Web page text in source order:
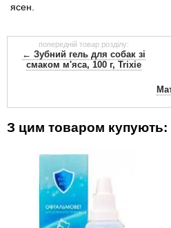
ясен.
попередній товар розділу:
← Зубний гель для собак зі
смаком м'яса, 100 г, Trixie
З цим товаром купують: